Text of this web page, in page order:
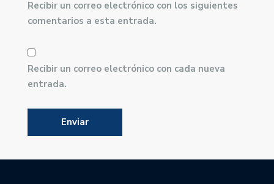
Recibir un correo electrónico con los siguientes
comentarios a esta entrada.
Recibir un correo electrónico con cada nueva
entrada.